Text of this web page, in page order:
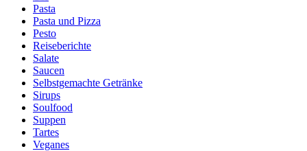
Pasta
Pasta und Pizza
Pesto
Reiseberichte
Salate
Saucen
Selbstgemachte Getränke
Sirups
Soulfood
Suppen
Tartes
Veganes